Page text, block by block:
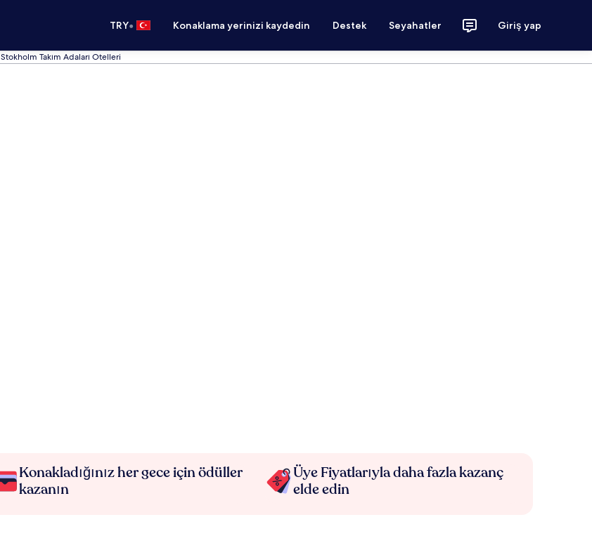
TRY• Konaklama yerinizi kaydedin Destek Seyahatler Giriş yap
Stokholm Takım Adaları Otelleri
Konakladığınız her gece için ödüller
kazanın
Üye Fiyatlarıyla daha fazla kazanç
elde edin